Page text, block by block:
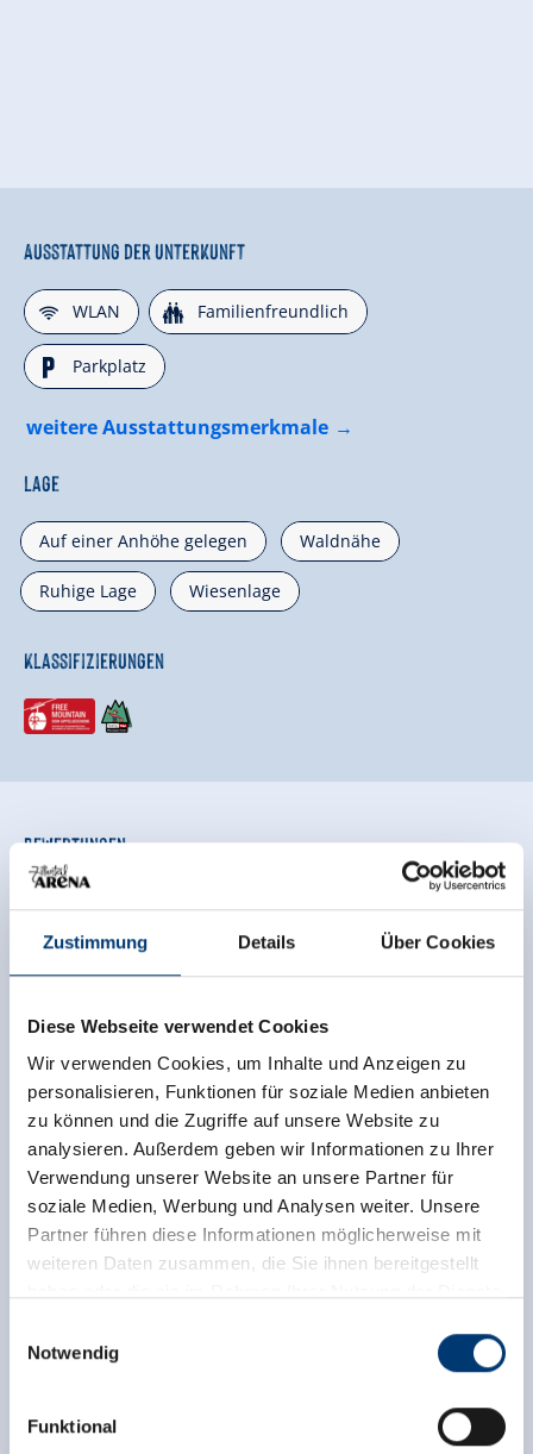
Zustimmung Details Über Cookies
Diese Webseite verwendet Cookies
Wir verwenden Cookies, um Inhalte und Anzeigen zu
personalisieren, Funktionen für soziale Medien anbieten
zu können und die Zugriffe auf unsere Website zu
analysieren. Außerdem geben wir Informationen zu Ihrer
Verwendung unserer Website an unsere Partner für
soziale Medien, Werbung und Analysen weiter. Unsere
Partner führen diese Informationen möglicherweise mit
weiteren Daten zusammen, die Sie ihnen bereitgestellt
Rohr 23// A-6280 Zell am Ziller
Notwendig
Funktional
Ausstattung der Unterkunft
🜉WLAN 🍺Familienfreundlich
🐈Parkplatz
weitere Ausstattungsmerkmale
Lage
Auf einer Anhöhe gelegen Waldnähe
Ruhige Lage Wiesenlage
Klassifizierungen
Bewertungen
Diese Unterkunft wurde außerhalb des
Buchungssystems bewertet. TrustYou sammelt diese
Bewertungen und errechnet einen Durchschnitt der
Bewertungsresultate.